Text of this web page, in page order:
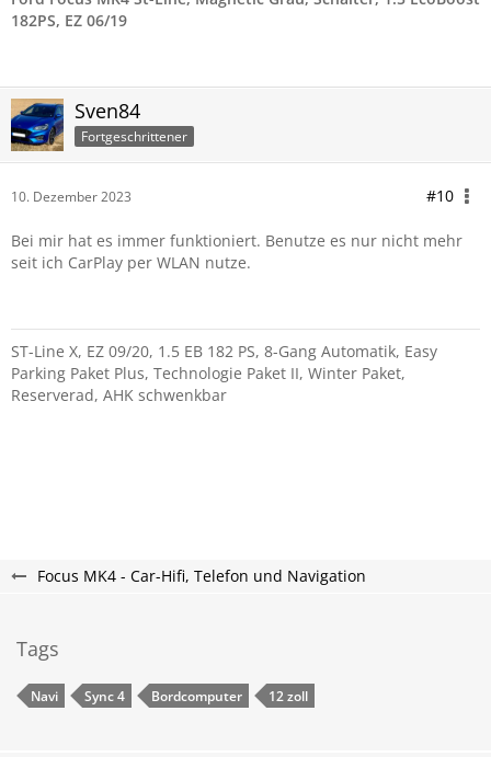
182PS, EZ 06/19
Sven84
Fortgeschrittener
10. Dezember 2023 #10
Bei mir hat es immer funktioniert. Benutze es nur nicht mehr
seit ich CarPlay per WLAN nutze.
ST-Line X, EZ 09/20, 1.5 EB 182 PS, 8-Gang Automatik, Easy
Parking Paket Plus, Technologie Paket II, Winter Paket,
Reserverad, AHK schwenkbar
Focus MK4 - Car-Hifi, Telefon und Navigation
Tags
Navi Sync 4 Bordcomputer 12 zoll